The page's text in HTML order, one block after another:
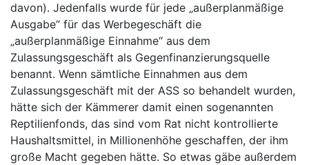
davon). Jedenfalls wurde für jede „außerplanmäßige
Ausgabe“ für das Werbegeschäft die
„außerplanmäßige Einnahme“ aus dem
Zulassungsgeschäft als Gegenfinanzierungsquelle
benannt. Wenn sämtliche Einnahmen aus dem
Zulassungsgeschäft mit der ASS so behandelt wurden,
hätte sich der Kämmerer damit einen sogenannten
Reptilienfonds, das sind vom Rat nicht kontrollierte
Haushaltsmittel, in Millionenhöhe geschaffen, der ihm
große Macht gegeben hätte. So etwas gäbe außerdem